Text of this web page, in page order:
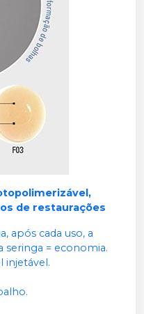
de restaurações
após cada uso, a
seringa = economia.
injetável.